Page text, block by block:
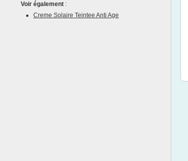
Voir également :
Creme Solaire Teintee Anti Age